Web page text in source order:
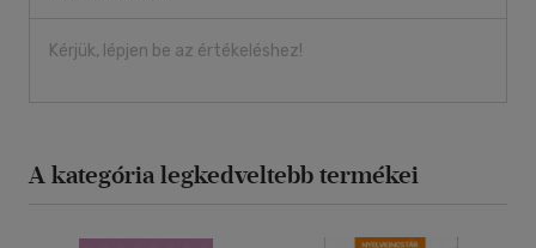
Kérjük, lépjen be az értékeléshez!
A kategória legkedveltebb termékei